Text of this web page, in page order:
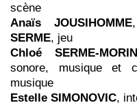
scène
Anaïs JOUSIHOMME,
SERME, jeu
Chloé SERME-MORIN
sonore, musique et
musique
Estelle SIMONOVIC,